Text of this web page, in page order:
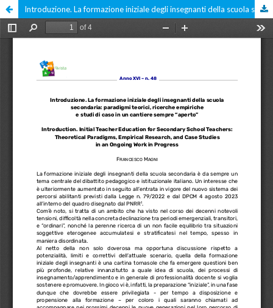
Introduzione. La formazione iniziale degli insegnanti della scuola secondaria: paradigmi teorici, ricerche empiriche e studi di caso in un cantiere sempre “aperto”